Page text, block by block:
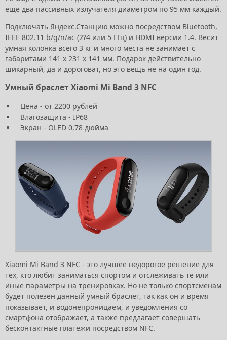
еще два пассивных излучателя диаметром по 95 мм каждый.
Подключать Яндекс.Станцию можно посредством Bluetooth,
IEEE 802.11 b/g/n/ac (2?4 или 5 ГГц) и HDMI версии 1.4. Весит
умная колонка всего 3 кг и много места не занимает с
габаритами 141 х 231 х 141 мм. Подарок действительно
шикарный, да и дороговат, но это вещь не на один год.
Умный браслет Xiaomi Mi Band 3 NFC
Цена - от 2200 рублей
Влагозащита - IP68
Экран - OLED 0,78 дюйма
Xiaomi Mi Band 3 NFC - это лучшее недорогое решение для
тех, кто любит заниматься спортом и отслеживать те или
иные параметры на тренировках. Но не только спортсменам
будет полезен данный умный браслет, так как он и время
показывает, и водонепроницаем, и уведомления со
смартфона отображает, а также предлагает совершать
бесконтактные платежи посредством NFC.